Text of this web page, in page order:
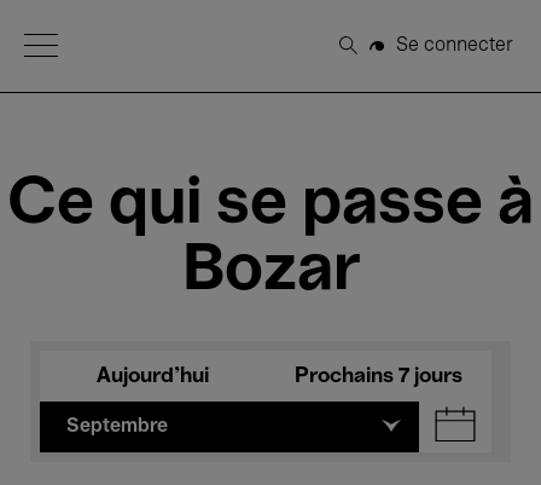
Open Menu
Rechercher
Se connecter
Ce qui se passe à
Bozar
Aujourd'hui Prochains 7 jours
Septembre